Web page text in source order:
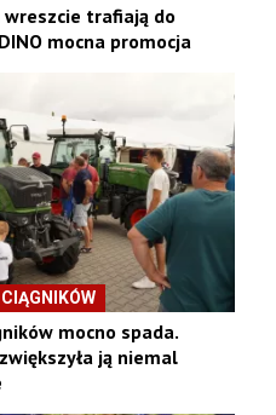
trafiają do
mocna promocja
mocno spada.
ją niemal